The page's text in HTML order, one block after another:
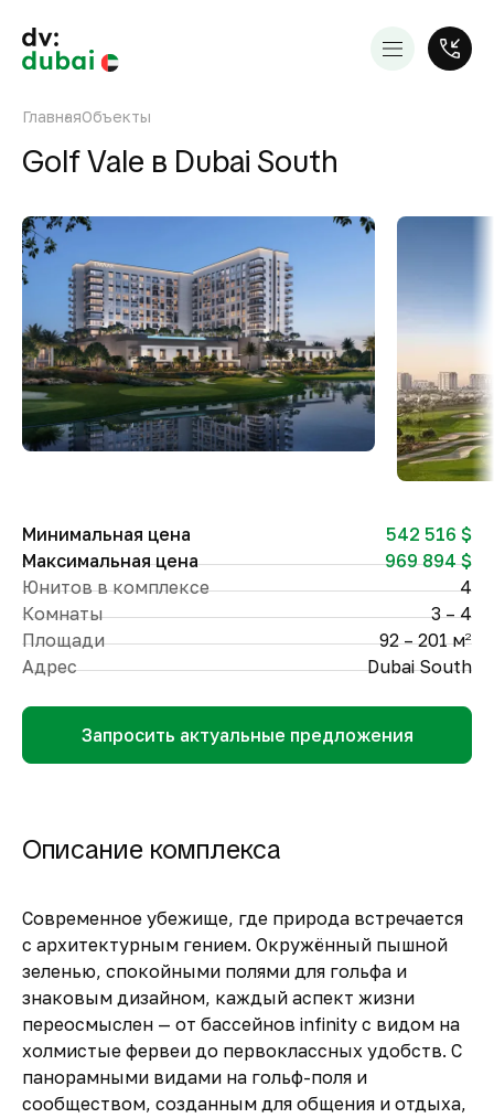
ГлавнаяОбъекты
Golf Vale в Dubai South
Минимальная цена
542 516 $
Максимальная цена
969 894 $
Юнитов в комплексе
4
Комнаты
3 – 4
Площади
92 – 201 м2
Адрес Dubai South
Запросить актуальные предложения
Описание комплекса
Современное убежище, где природа встречается
с архитектурным гением. Окружённый пышной
зеленью, спокойными полями для гольфа и
знаковым дизайном, каждый аспект жизни
переосмыслен — от бассейнов infinity с видом на
холмистые фервеи до первоклассных удобств. С
панорамными видами на гольф-поля и
сообществом, созданным для общения и отдыха,